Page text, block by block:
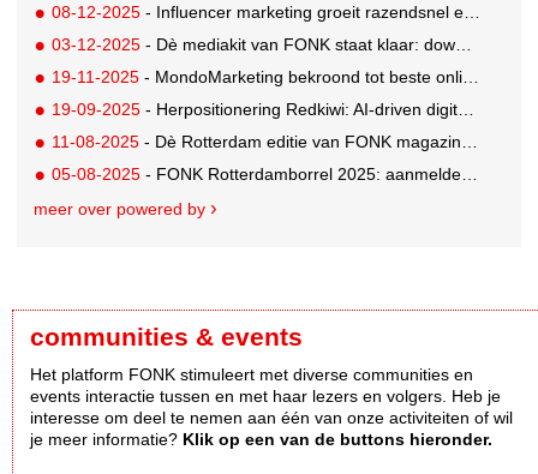
08-12-2025 - Influencer marketing groeit razendsnel en zo helpt Social Friendz merken strategisch mee te bewegen
03-12-2025 - Dè mediakit van FONK staat klaar: download hem nu!
19-11-2025 - MondoMarketing bekroond tot beste online marketing bureau van 2025!
19-09-2025 - Herpositionering Redkiwi: AI-driven digital agency
11-08-2025 - Dè Rotterdam editie van FONK magazine lezen? Bestel 'm nu!
05-08-2025 - FONK Rotterdamborrel 2025: aanmelden kan nu!
meer over powered by
communities & events
Het platform FONK stimuleert met diverse communities en
events interactie tussen en met haar lezers en volgers. Heb je
interesse om deel te nemen aan één van onze activiteiten of wil
je meer informatie? Klik op een van de buttons hieronder.